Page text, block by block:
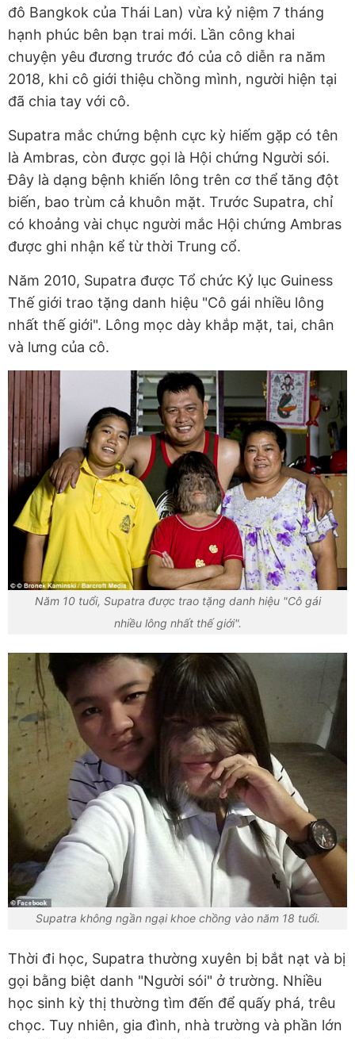
đô Bangkok của Thái Lan) vừa kỷ niệm 7 tháng
hạnh phúc bên bạn trai mới. Lần công khai
chuyện yêu đương trước đó của cô diễn ra năm
2018, khi cô giới thiệu chồng mình, người hiện tại
đã chia tay với cô.
Supatra mắc chứng bệnh cực kỳ hiếm gặp có tên
là Ambras, còn được gọi là Hội chứng Người sói.
Đây là dạng bệnh khiến lông trên cơ thể tăng đột
biến, bao trùm cả khuôn mặt. Trước Supatra, chỉ
có khoảng vài chục người mắc Hội chứng Ambras
được ghi nhận kể từ thời Trung cổ.
Năm 2010, Supatra được Tổ chức Kỷ lục Guiness
Thế giới trao tặng danh hiệu "Cô gái nhiều lông
nhất thế giới". Lông mọc dày khắp mặt, tai, chân
và lưng của cô.
Năm 10 tuổi, Supatra được trao tặng danh hiệu "Cô gái
nhiều lông nhất thế giới".
Supatra không ngần ngại khoe chồng vào năm 18 tuổi.
Thời đi học, Supatra thường xuyên bị bắt nạt và bị
gọi bằng biệt danh "Người sói" ở trường. Nhiều
học sinh kỳ thị thường tìm đến để quấy phá, trêu
chọc. Tuy nhiên, gia đình, nhà trường và phần lớn